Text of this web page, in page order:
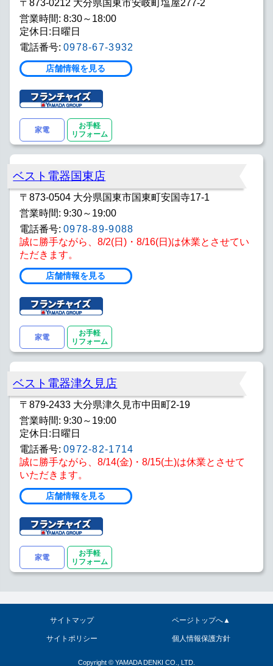
〒873-0212 大分県国東市安岐町塩屋277-2
営業時間: 8:30～18:00
定休日:日曜日
電話番号: 0978-67-3932
店舗情報を見る
家電
お手軽
リフォーム
ベスト電器国東店
〒873-0504 大分県国東市国東町安国寺17-1
営業時間: 9:30～19:00
電話番号: 0978-89-9088
誠に勝手ながら、8/2(日)・8/16(日)は休業とさせてい
ただきます。
店舗情報を見る
家電
お手軽
リフォーム
ベスト電器津久見店
〒879-2433 大分県津久見市中田町2-19
営業時間: 9:30～19:00
定休日:日曜日
電話番号: 0972-82-1714
誠に勝手ながら、8/14(金)・8/15(土)は休業とさせて
いただきます。
店舗情報を見る
家電
お手軽
リフォーム
サイトマップ ページトップへ▲
サイトポリシー 個人情報保護方針
Copyright © YAMADA DENKI CO., LTD.